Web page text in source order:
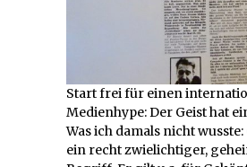
Start frei für einen
Medienhype: Der Geist hat
Was ich damals nicht
ein recht zwielichtiger,